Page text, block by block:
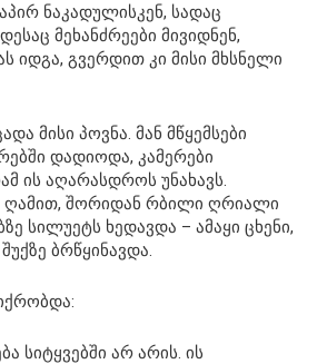
ნაკადულისკენ, სადაც
მეხანძრეები მივიდნენ,
იდგა, გვერდით კი მისი მხსნელი
მისი პოვნა. მან მწყემსები
დადიოდა, კამერები
ის აღარასდროს უნახავს.
ღამით, შორიდან რბილი ღრიალი
სილუეტს ხედავდა – ამაყი ცხენი,
ბრწყინავდა.
სიტყვებში არ არის. ის